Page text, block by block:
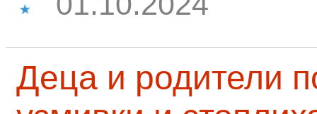
Деца и родители